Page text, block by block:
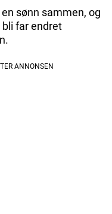
sønn sammen, og
far endret